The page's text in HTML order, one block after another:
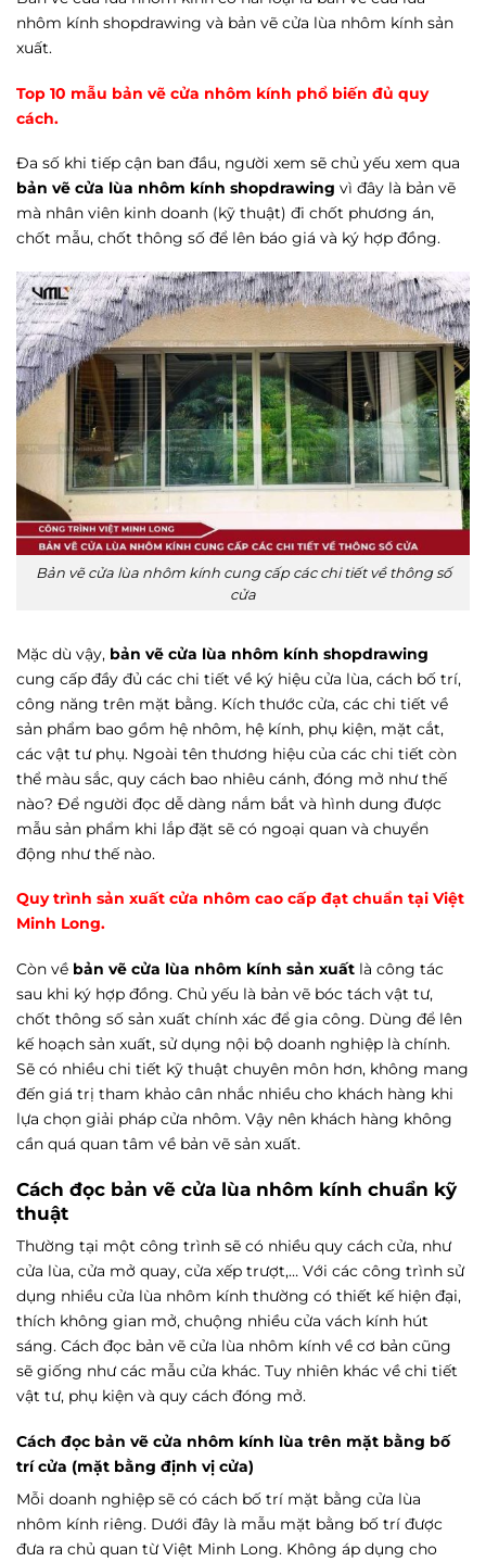
nhôm kính shopdrawing và bản vẽ cửa lùa nhôm kính sản
xuất.
Top 10 mẫu bản vẽ cửa nhôm kính phổ biến đủ quy
cách.
Đa số khi tiếp cận ban đầu, người xem sẽ chủ yếu xem qua
bản vẽ cửa lùa nhôm kính shopdrawing vì đây là bản vẽ
mà nhân viên kinh doanh (kỹ thuật) đi chốt phương án,
chốt mẫu, chốt thông số để lên báo giá và ký hợp đồng.
Bản vẽ cửa lùa nhôm kính cung cấp các chi tiết về thông số
cửa
Mặc dù vậy, bản vẽ cửa lùa nhôm kính shopdrawing
cung cấp đầy đủ các chi tiết về ký hiệu cửa lùa, cách bố trí,
công năng trên mặt bằng. Kích thước cửa, các chi tiết về
sản phẩm bao gồm hệ nhôm, hệ kính, phụ kiện, mặt cắt,
các vật tư phụ. Ngoài tên thương hiệu của các chi tiết còn
thể màu sắc, quy cách bao nhiêu cánh, đóng mở như thế
nào? Để người đọc dễ dàng nắm bắt và hình dung được
mẫu sản phẩm khi lắp đặt sẽ có ngoại quan và chuyển
động như thế nào.
Quy trình sản xuất cửa nhôm cao cấp đạt chuẩn tại Việt
Minh Long.
Còn về bản vẽ cửa lùa nhôm kính sản xuất là công tác
sau khi ký hợp đồng. Chủ yếu là bản vẽ bóc tách vật tư,
chốt thông số sản xuất chính xác để gia công. Dùng để lên
kế hoạch sản xuất, sử dụng nội bộ doanh nghiệp là chính.
Sẽ có nhiều chi tiết kỹ thuật chuyên môn hơn, không mang
đến giá trị tham khảo cân nhắc nhiều cho khách hàng khi
lựa chọn giải pháp cửa nhôm. Vậy nên khách hàng không
cần quá quan tâm về bản vẽ sản xuất.
Cách đọc bản vẽ cửa lùa nhôm kính chuẩn kỹ
thuật
Thường tại một công trình sẽ có nhiều quy cách cửa, như
cửa lùa, cửa mở quay, cửa xếp trượt,… Với các công trình sử
dụng nhiều cửa lùa nhôm kính thường có thiết kế hiện đại,
thích không gian mở, chuộng nhiều cửa vách kính hút
sáng. Cách đọc bản vẽ cửa lùa nhôm kính về cơ bản cũng
sẽ giống như các mẫu cửa khác. Tuy nhiên khác về chi tiết
vật tư, phụ kiện và quy cách đóng mở.
Cách đọc bản vẽ cửa nhôm kính lùa trên mặt bằng bố
trí cửa (mặt bằng định vị cửa)
Mỗi doanh nghiệp sẽ có cách bố trí mặt bằng cửa lùa
nhôm kính riêng. Dưới đây là mẫu mặt bằng bố trí được
đưa ra chủ quan từ Việt Minh Long. Không áp dụng cho